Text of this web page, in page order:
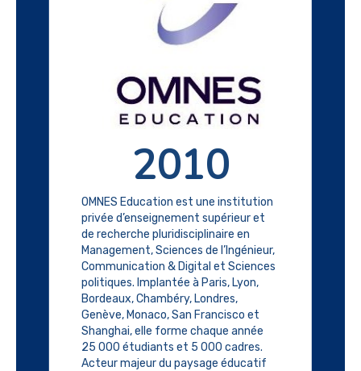
2010
OMNES Education est une institution
privée d’enseignement supérieur et
de recherche pluridisciplinaire en
Management, Sciences de l’Ingénieur,
Communication & Digital et Sciences
politiques. Implantée à Paris, Lyon,
Bordeaux, Chambéry, Londres,
Genève, Monaco, San Francisco et
Shanghai, elle forme chaque année
25 000 étudiants et 5 000 cadres.
Acteur majeur du paysage éducatif